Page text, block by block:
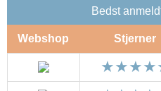
Bedst
Webshop Stjerner